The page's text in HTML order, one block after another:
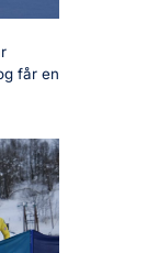
får en